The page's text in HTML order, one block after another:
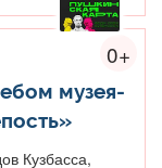
0+
музея-
Кузбасса,